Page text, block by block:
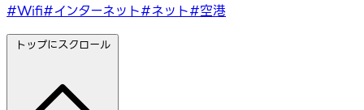
#Wifi#インターネット#ネット#空港
トップにスクロール